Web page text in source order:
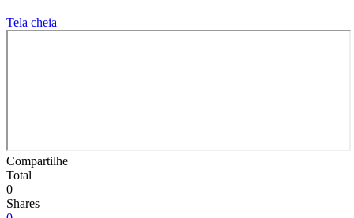
Tela cheia
Compartilhe
Total
0
Shares